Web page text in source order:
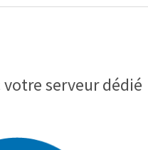
serveur dédié